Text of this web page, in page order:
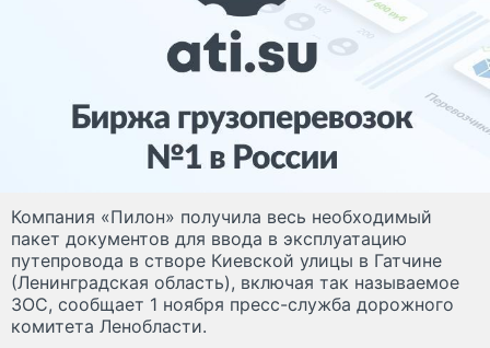
Компания «Пилон» получила весь необходимый
пакет документов для ввода в эксплуатацию
путепровода в створе Киевской улицы в Гатчине
(Ленинградская область), включая так называемое
ЗОС, сообщает 1 ноября пресс-служба дорожного
комитета Ленобласти.